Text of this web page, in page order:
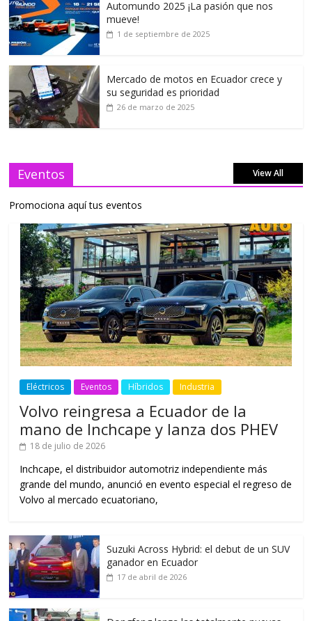
Automundo 2025 ¡La pasión que nos
mueve!
1 de septiembre de 2025
Mercado de motos en Ecuador crece y
su seguridad es prioridad
26 de marzo de 2025
Eventos View All
Promociona aquí tus eventos
Eléctricos Eventos Híbridos Industria
Volvo reingresa a Ecuador de la
mano de Inchcape y lanza dos PHEV
18 de julio de 2026
Inchcape, el distribuidor automotriz independiente más
grande del mundo, anunció en evento especial el regreso de
Volvo al mercado ecuatoriano,
Suzuki Across Hybrid: el debut de un SUV
ganador en Ecuador
17 de abril de 2026